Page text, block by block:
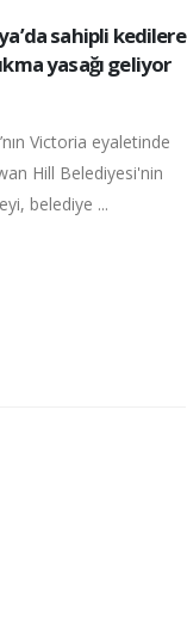
sahipli kedilere
yasağı geliyor
Victoria eyaletinde
Hill Belediyesi'nin
belediye ...